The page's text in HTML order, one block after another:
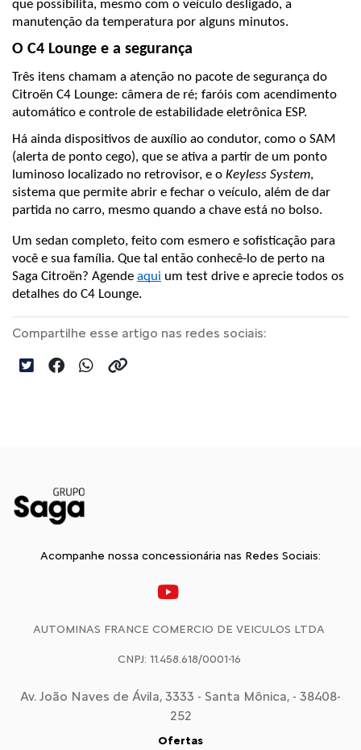
que possibilita, mesmo com o veículo desligado, a
manutenção da temperatura por alguns minutos.
O C4 Lounge e a segurança
Três itens chamam a atenção no pacote de segurança do
Citroën C4 Lounge: câmera de ré; faróis com acendimento
automático e controle de estabilidade eletrônica ESP.
Há ainda dispositivos de auxílio ao condutor, como o SAM
(alerta de ponto cego), que se ativa a partir de um ponto
luminoso localizado no retrovisor, e o Keyless System,
sistema que permite abrir e fechar o veículo, além de dar
partida no carro, mesmo quando a chave está no bolso.
Um sedan completo, feito com esmero e sofisticação para
você e sua família. Que tal então conhecê-lo de perto na
Saga Citroën? Agende aqui um test drive e aprecie todos os
detalhes do C4 Lounge.
Compartilhe esse artigo nas redes sociais:
Acompanhe nossa concessionária nas Redes Sociais:
AUTOMINAS FRANCE COMERCIO DE VEICULOS LTDA
CNPJ: 11.458.618/0001-16
Av. João Naves de Ávila, 3333 - Santa Mônica, - 38408-
252
Ofertas